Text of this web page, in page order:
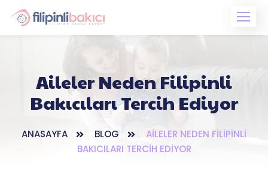
content
Aileler Neden Filipinli
Bakıcıları Tercih Ediyor
ANASAYFA BLOG
AILELER NEDEN FILIPINLI
BAKICILARI TERCIH EDIYOR